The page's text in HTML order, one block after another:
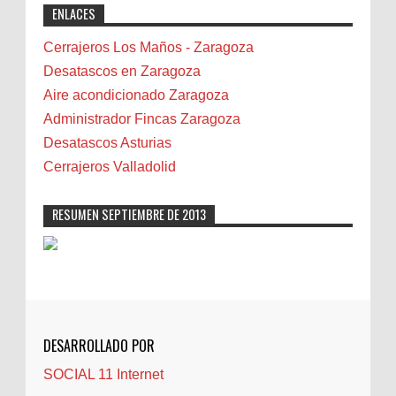
professional solutions. Highly recommended!"
Bicicletas
Bilbao
Biota
Camareta
Cáncer
Carmela Sauras
Carnavales
Castellón
Cerrajeros
Cocinas
Comentarios de la afición
ENLACES
Cerrajeros Los Maños - Zaragoza
Desatascos en Zaragoza
Aire acondicionado Zaragoza
Administrador Fincas Zaragoza
Desatascos Asturias
Cerrajeros Valladolid
RESUMEN SEPTIEMBRE DE 2013
DESARROLLADO POR
SOCIAL 11 Internet